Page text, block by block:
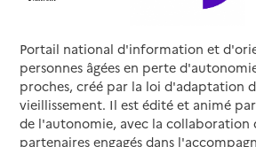
Portail national d'information et
personnes âgées en perte
proches, créé par la loi d'adaptation
vieillissement. Il est édité et animé
de l'autonomie, avec la collaboration
partenaires engagés dans